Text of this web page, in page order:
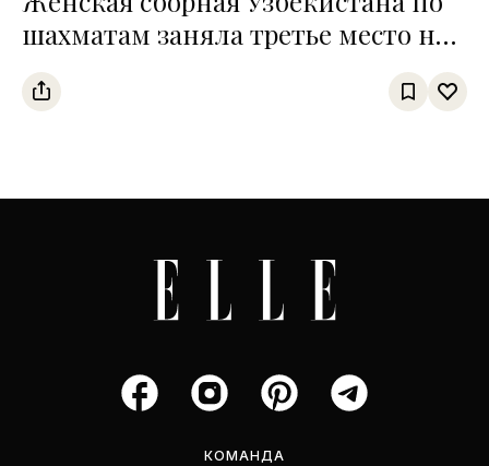
шахматам заняла третье место на
чемпионате среди тюркских
государств
КОМАНДА